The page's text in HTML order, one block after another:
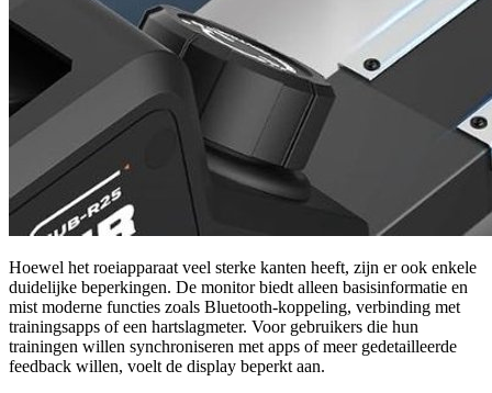
Hoewel het roeiapparaat veel sterke kanten heeft, zijn er ook enkele
duidelijke beperkingen. De monitor biedt alleen basisinformatie en
mist moderne functies zoals Bluetooth-koppeling, verbinding met
trainingsapps of een hartslagmeter. Voor gebruikers die hun
trainingen willen synchroniseren met apps of meer gedetailleerde
feedback willen, voelt de display beperkt aan.